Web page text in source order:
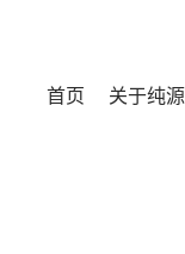
首页 关于纯源